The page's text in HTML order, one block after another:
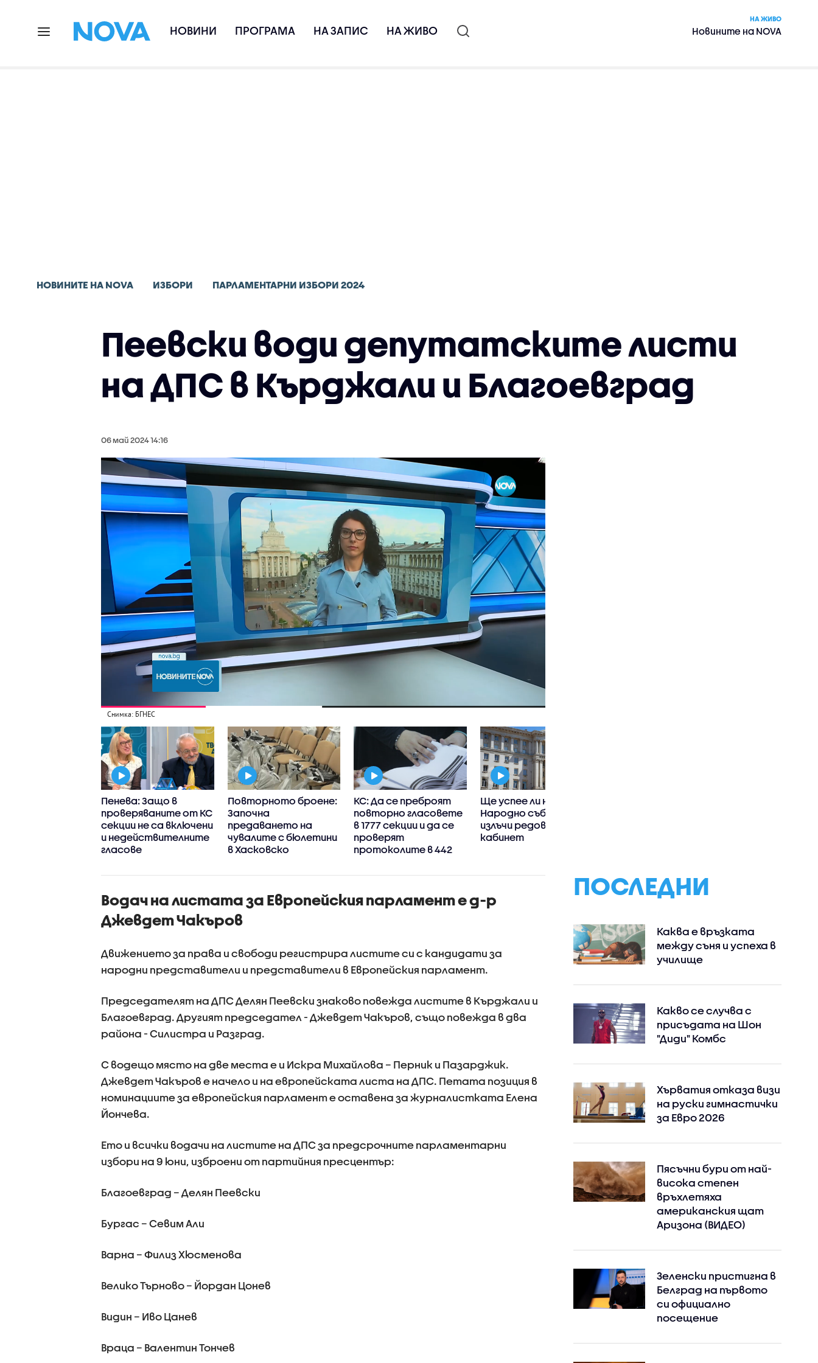
НОВИНИ ПРОГРАМА НА ЗАПИС НА ЖИВО
НА ЖИВО
Новините на NOVA
НОВИНИТЕ НА NOVA ИЗБОРИ ПАРЛАМЕНТАРНИ ИЗБОРИ 2024
Пеевски води депутатските листи
на ДПС в Кърджали и Благоевград
06 май 2024 14:16
Снимка: БГНЕС
Пенева: Защо в
проверяваните от КС
секции не са включени
и недействителните
гласове
Повторното броене:
Започна
предаването на
чувалите с бюлетини
в Хасковско
КС: Да се преброят
повторно гласовете
в 1777 секции и да се
проверят
протоколите в 442
Ще успее ли новото
Народно събрание да
излъчи редовен
кабинет
Водач на листата за Европейския парламент е д-р
Джевдет Чакъров
Движението за права и свободи регистрира листите си с кандидати за
народни представители и представители в Европейския парламент.
Председателят на ДПС Делян Пеевски знаково повежда листите в Кърджали и
Благоевград. Другият председател - Джевдет Чакъров, също повежда в два
района - Силистра и Разград.
С водещо място на две места е и Искра Михайлова – Перник и Пазарджик.
Джевдет Чакъров е начело и на европейската листа на ДПС. Петата позиция в
номинациите за европейския парламент е оставена за журналистката Елена
Йончева.
Ето и всички водачи на листите на ДПС за предсрочните парламентарни
избори на 9 юни, изброени от партийния пресцентър:
Благоевград – Делян Пеевски
Бургас – Севим Али
Варна – Филиз Хюсменова
Велико Търново – Йордан Цонев
Видин – Иво Цанев
Враца – Валентин Тончев
ПОСЛЕДНИ
Каква е връзката
между съня и успеха в
училище
Какво се случва с
присъдата на Шон
"Диди" Комбс
Хърватия отказа визи
на руски гимнастички
за Евро 2026
Пясъчни бури от най-
висока степен
връхлетяха
американския щат
Аризона (ВИДЕО)
Зеленски пристигна в
Белград на първото
си официално
посещение